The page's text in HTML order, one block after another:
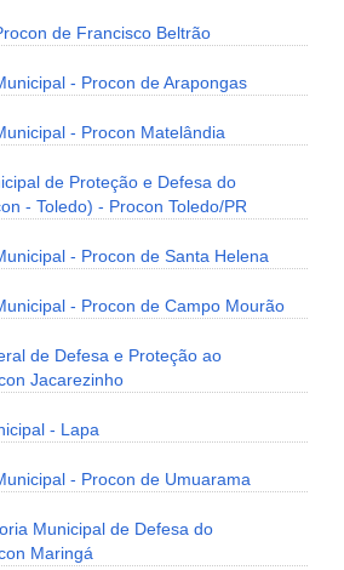
de Francisco Beltrão
- Procon de Arapongas
- Procon Matelândia
de Proteção e Defesa do
- Toledo) - Procon Toledo/PR
- Procon de Santa Helena
- Procon de Campo Mourão
de Defesa e Proteção ao
Jacarezinho
- Lapa
- Procon de Umuarama
Municipal de Defesa do
Maringá